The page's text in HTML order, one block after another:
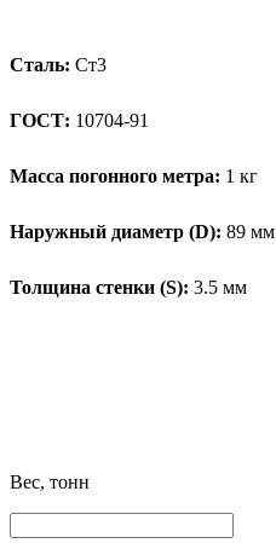
Сталь: Ст3
ГОСТ: 10704-91
Масса погонного метра: 1 кг
Наружный диаметр (D): 89 мм
Толщина стенки (S): 3.5 мм
Вес, тонн